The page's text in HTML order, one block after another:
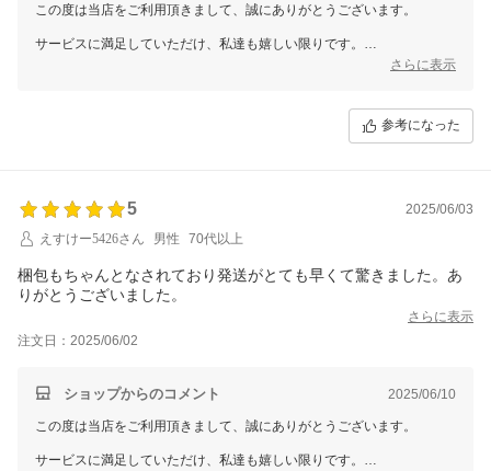
この度は当店をご利用頂きまして、誠にありがとうございます。
サービスに満足していただけ、私達も嬉しい限りです。
さらに表示
参考になった
5
2025/06/03
えすけー5426さん
男性 70代以上
梱包もちゃんとなされており発送がとても早くて驚きました。あ
りがとうございました。
さらに表示
注文日：2025/06/02
ショップからのコメント 2025/06/10
この度は当店をご利用頂きまして、誠にありがとうございます。
サービスに満足していただけ、私達も嬉しい限りです。